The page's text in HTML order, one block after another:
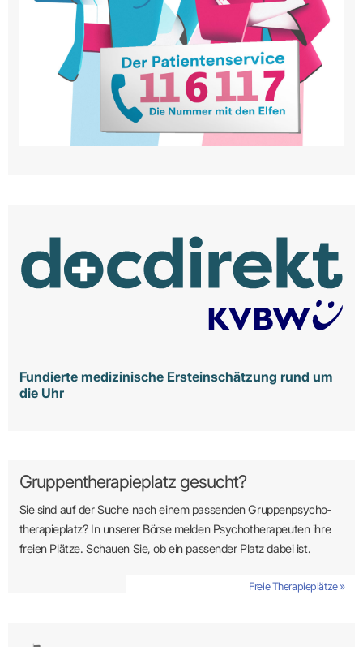
Fundierte medizinische Ersteinschätzung rund um
die Uhr
Gruppentherapieplatz gesucht?
Sie sind auf der Suche nach einem passenden Gruppen­psycho­
therapie­platz? In unserer Börse melden Psycho­­thera­­peuten ihre
freien Plätze. Schauen Sie, ob ein passender Platz dabei ist.
Freie Therapieplätze »